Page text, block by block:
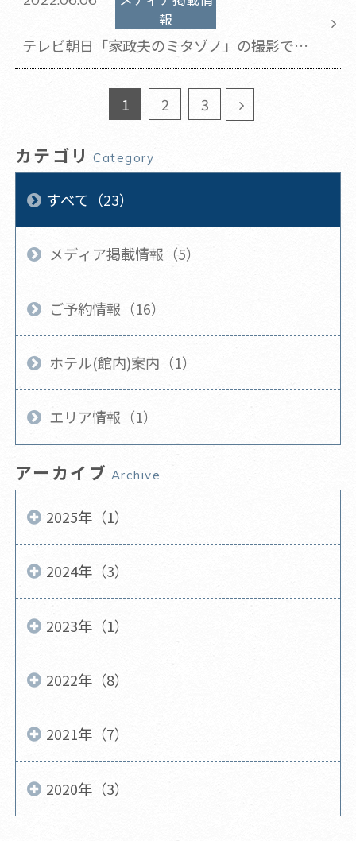
報
テレビ朝日「家政夫のミタゾノ」の撮影でホ
テル大野屋をご利用いただきました。
1
2 3
カテゴリ Category
すべて（23）
メディア掲載情報（5）
ご予約情報（16）
ホテル(館内)案内（1）
エリア情報（1）
アーカイブ Archive
2025年（1）
2024年（3）
2023年（1）
2022年（8）
2021年（7）
2020年（3）